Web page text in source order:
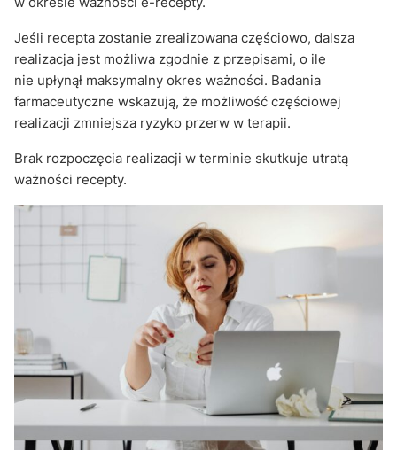
Jeśli recepta zostanie zrealizowana częściowo, dalsza
realizacja jest możliwa zgodnie z przepisami, o ile
nie upłynął maksymalny okres ważności. Badania
farmaceutyczne wskazują, że możliwość częściowej
realizacji zmniejsza ryzyko przerw w terapii.
Brak rozpoczęcia realizacji w terminie skutkuje utratą
ważności recepty.